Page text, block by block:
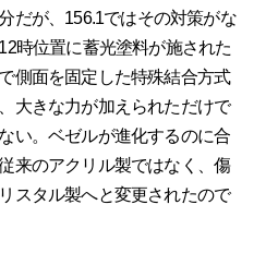
だが、156.1ではその対策がな
時位置に蓄光塗料が施された
側面を固定した特殊結合方式
大きな力が加えられただけで
い。ベゼルが進化するのに合
来のアクリル製ではなく、傷
スタル製へと変更されたので